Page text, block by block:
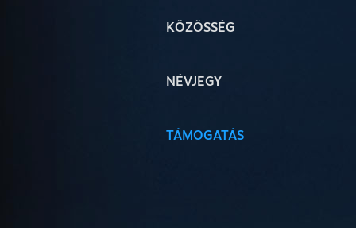
KÖZÖSSÉG
NÉVJEGY
TÁMOGATÁS